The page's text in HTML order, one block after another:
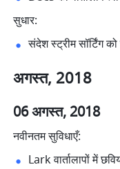
सुधार:
संदेश स्ट्रीम सॉर्टिंग
अगस्त, 2018
06 अगस्त, 2018
नवीनतम सुविधाएँ:
Lark वार्तालापों में